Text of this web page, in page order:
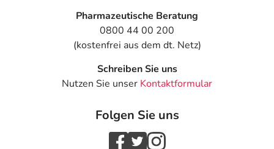
Pharmazeutische Beratung
0800 44 00 200
(kostenfrei aus dem dt. Netz)
Schreiben Sie uns
Nutzen Sie unser Kontaktformular
Folgen Sie uns